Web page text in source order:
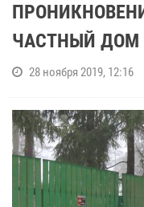
ЧАСТНЫЙ ДОМ
28 ноября 2019, 12:16